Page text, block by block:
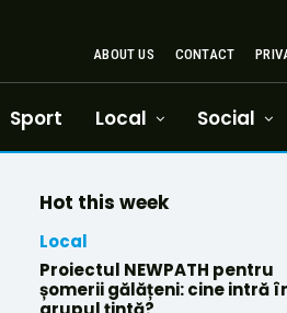
ABOUT US CONTACT
Sport Local Social
Hot this week
Local
Proiectul NEWPATH pentru
șomerii gălățeni: cine intră